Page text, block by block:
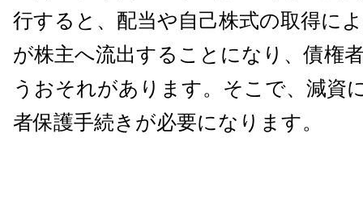
行すると、配当や自己株式の取得に
が株主へ流出することになり、債権
うおそれがあります。そこで、減資
者保護手続きが必要になります。